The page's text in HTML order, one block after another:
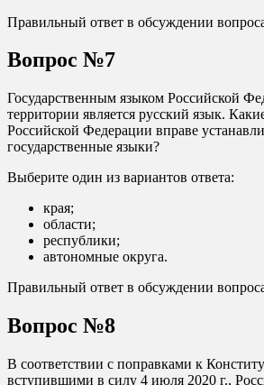
Правильный ответ в обсуждении
Вопрос №7
Государственным языком Российской
территории является русский язык.
Российской Федерации вправе
государственные языки?
Выберите один из вариантов ответа:
края;
области;
республики;
автономные округа.
Правильный ответ в обсуждении
Вопрос №8
В соответствии с поправками к
вступившими в силу 4 июля 2020 г.,